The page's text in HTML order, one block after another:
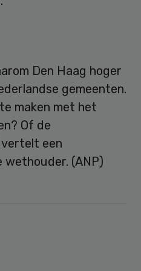
Den Haag hoger
gemeenten.
maken met het
Of de
vertelt een
(ANP)